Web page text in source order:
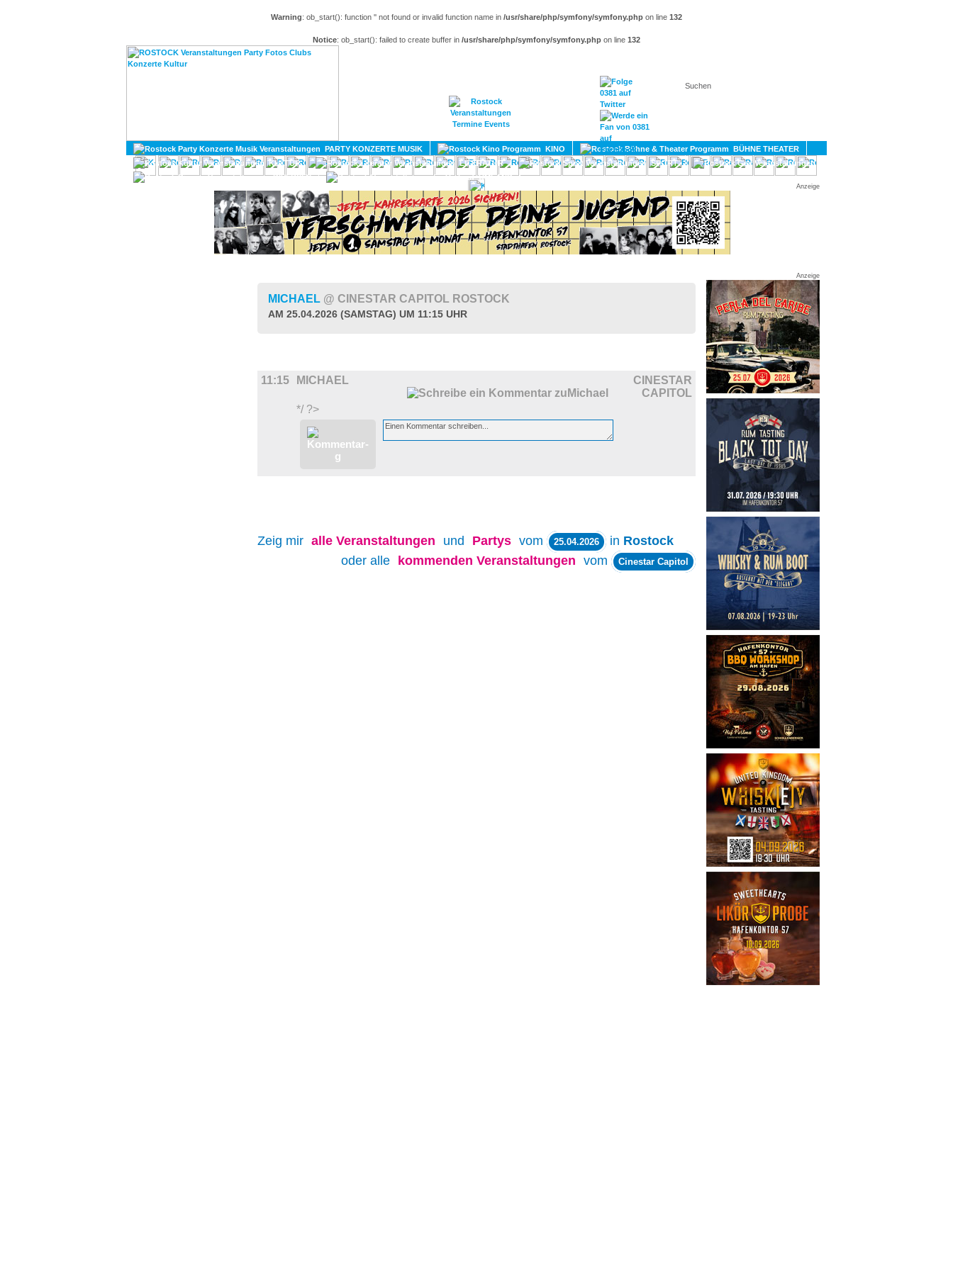
Warning: ob_start(): function '' not found or invalid function name in /usr/share/php/symfony/symfony.php on line 132
Notice: ob_start(): failed to create buffer in /usr/share/php/symfony/symfony.php on line 132
KONTAKT
PARTY KONZERTE MUSIK KINO
BÜHNE THEATER
KULTUR
LITERATUR SPORT
GAY
DIVERSES
UMLAND
Anzeige
Anzeige
MICHAEL @ CINESTAR CAPITOL ROSTOCK
AM 25.04.2026 (SAMSTAG) UM 11:15 UHR
11:15 MICHAEL
CINESTAR
CAPITOL
*/ ?>
Zeig mir alle Veranstaltungen und Partys vom 25.04.2026 in Rostock
oder alle
kommenden Veranstaltungen vom Cinestar Capitol